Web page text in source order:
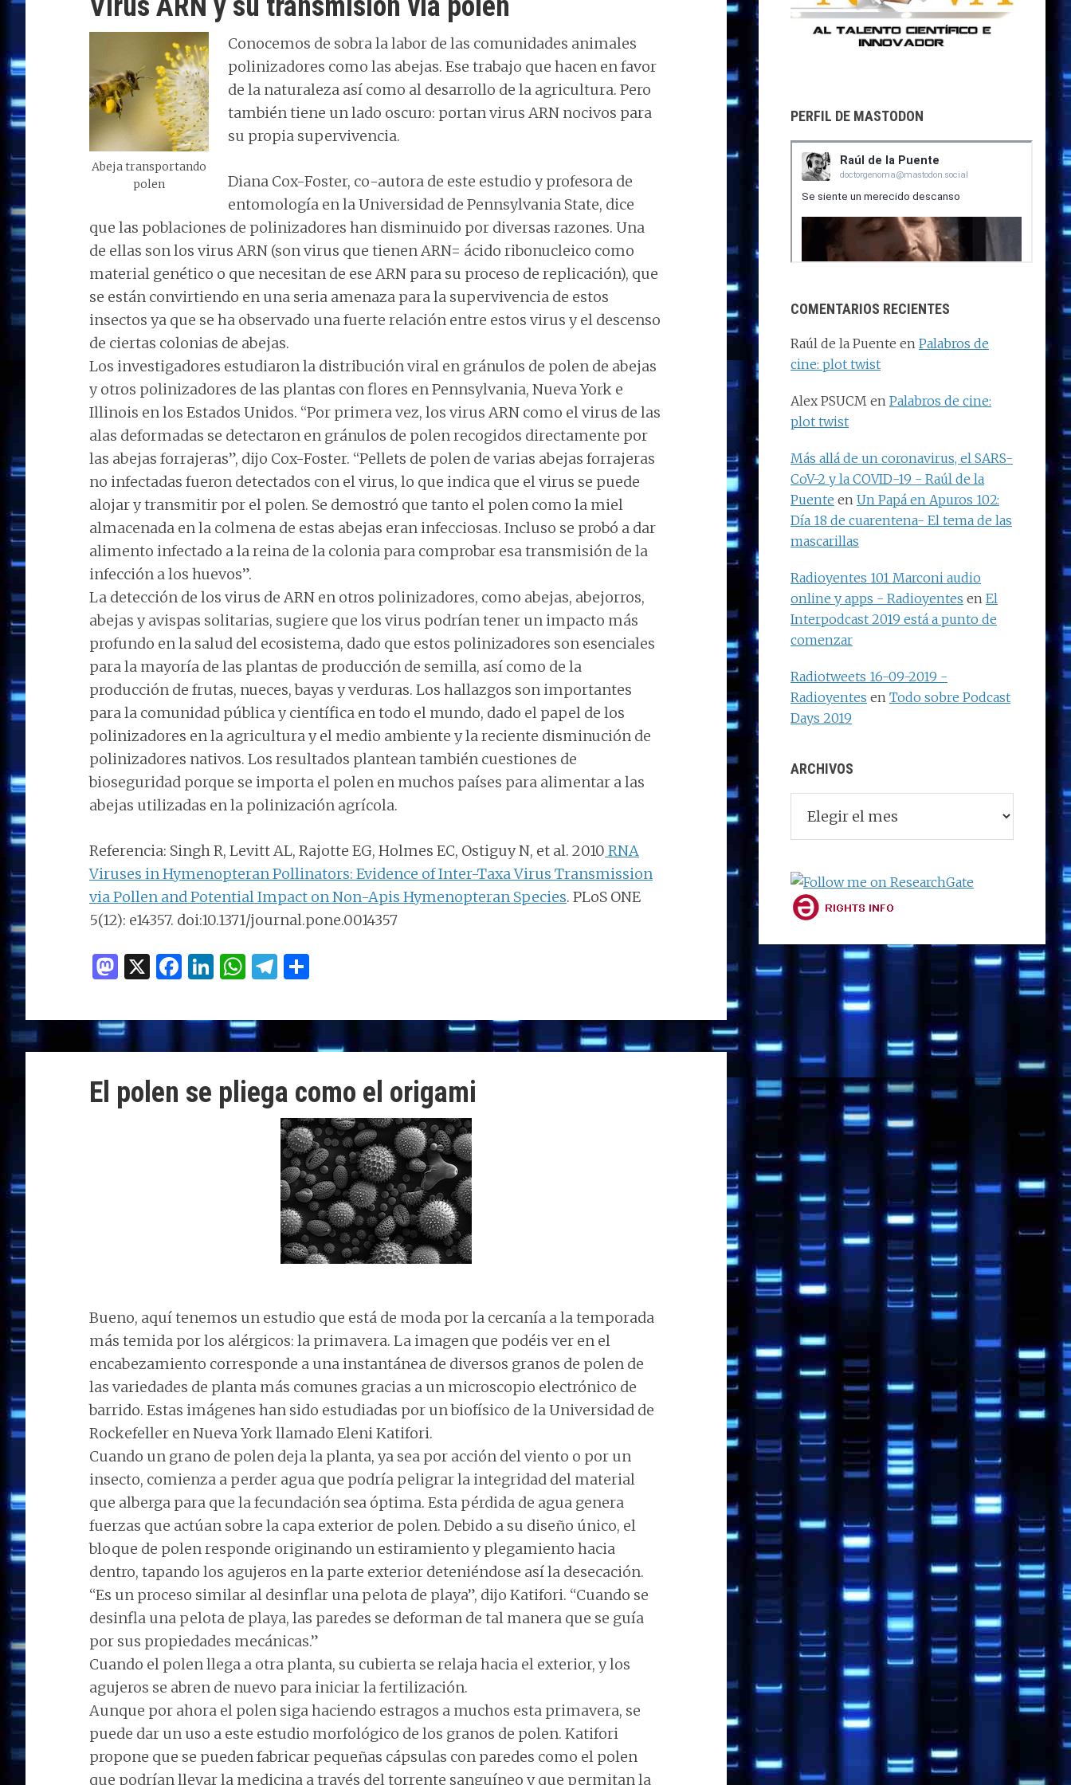
Abeja transportando
polen
Conocemos de sobra la labor de las comunidades animales
polinizadores como las abejas. Ese trabajo que hacen en favor
de la naturaleza así como al desarrollo de la agricultura. Pero
también tiene un lado oscuro: portan virus ARN nocivos para
su propia supervivencia.
Diana Cox-Foster, co-autora de este estudio y profesora de
entomología en la Universidad de Pennsylvania State, dice
que las poblaciones de polinizadores han disminuido por diversas razones. Una
de ellas son los virus ARN (son virus que tienen ARN= ácido ribonucleico como
material genético o que necesitan de ese ARN para su proceso de replicación), que
se están convirtiendo en una seria amenaza para la supervivencia de estos
insectos ya que se ha observado una fuerte relación entre estos virus y el descenso
de ciertas colonias de abejas.
Los investigadores estudiaron la distribución viral en gránulos de polen de abejas
y otros polinizadores de las plantas con flores en Pennsylvania, Nueva York e
Illinois en los Estados Unidos. “Por primera vez, los virus ARN como el virus de las
alas deformadas se detectaron en gránulos de polen recogidos directamente por
las abejas forrajeras”, dijo Cox-Foster. “Pellets de polen de varias abejas forrajeras
no infectadas fueron detectados con el virus, lo que indica que el virus se puede
alojar y transmitir por el polen. Se demostró que tanto el polen como la miel
almacenada en la colmena de estas abejas eran infecciosas. Incluso se probó a dar
alimento infectado a la reina de la colonia para comprobar esa transmisión de la
infección a los huevos”.
La detección de los virus de ARN en otros polinizadores, como abejas, abejorros,
abejas y avispas solitarias, sugiere que los virus podrían tener un impacto más
profundo en la salud del ecosistema, dado que estos polinizadores son esenciales
para la mayoría de las plantas de producción de semilla, así como de la
producción de frutas, nueces, bayas y verduras. Los hallazgos son importantes
para la comunidad pública y científica en todo el mundo, dado el papel de los
polinizadores en la agricultura y el medio ambiente y la reciente disminución de
polinizadores nativos. Los resultados plantean también cuestiones de
bioseguridad porque se importa el polen en muchos países para alimentar a las
abejas utilizadas en la polinización agrícola.
Referencia: Singh R, Levitt AL, Rajotte EG, Holmes EC, Ostiguy N, et al. 2010 RNA
Viruses in Hymenopteran Pollinators: Evidence of Inter-Taxa Virus Transmission
via Pollen and Potential Impact on Non-Apis Hymenopteran Species. PLoS ONE
5(12): e14357. doi:10.1371/journal.pone.0014357
M
to
d
n
X F
ce
b
o
Li
k
e
n
W
at
s
p
T
e
g
m
m
p
ti
r
El polen se pliega como el origami
Bueno, aquí tenemos un estudio que está de moda por la cercanía a la temporada
más temida por los alérgicos: la primavera. La imagen que podéis ver en el
encabezamiento corresponde a una instantánea de diversos granos de polen de
las variedades de planta más comunes gracias a un microscopio electrónico de
barrido. Estas imágenes han sido estudiadas por un biofísico de la Universidad de
Rockefeller en Nueva York llamado Eleni Katifori.
Cuando un grano de polen deja la planta, ya sea por acción del viento o por un
insecto, comienza a perder agua que podría peligrar la integridad del material
que alberga para que la fecundación sea óptima. Esta pérdida de agua genera
fuerzas que actúan sobre la capa exterior de polen. Debido a su diseño único, el
bloque de polen responde originando un estiramiento y plegamiento hacia
dentro, tapando los agujeros en la parte exterior deteniéndose así la desecación.
“Es un proceso similar al desinflar una pelota de playa”, dijo Katifori. “Cuando se
desinfla una pelota de playa, las paredes se deforman de tal manera que se guía
por sus propiedades mecánicas.”
Cuando el polen llega a otra planta, su cubierta se relaja hacia el exterior, y los
agujeros se abren de nuevo para iniciar la fertilización.
Aunque por ahora el polen siga haciendo estragos a muchos esta primavera, se
puede dar un uso a este estudio morfológico de los granos de polen. Katifori
propone que se pueden fabricar pequeñas cápsulas con paredes como el polen
que podrían llevar la medicina a través del torrente sanguíneo y que permitan la
PERFIL DE MASTODON
COMENTARIOS RECIENTES
Raúl de la Puente en Palabros de
cine: plot twist
Alex PSUCM en Palabros de cine:
plot twist
Más allá de un coronavirus, el SARS-
CoV-2 y la COVID-19 - Raúl de la
Puente en Un Papá en Apuros 102:
Día 18 de cuarentena- El tema de las
mascarillas
Radioyentes 101 Marconi audio
online y apps - Radioyentes en El
Interpodcast 2019 está a punto de
comenzar
Radiotweets 16-09-2019 -
Radioyentes en Todo sobre Podcast
Days 2019
ARCHIVOS